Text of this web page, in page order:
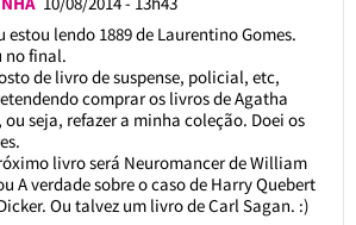
estou lendo 1889 de Laurentino Gomes.
no final.
de livro de suspense, policial, etc,
comprar os livros de Agatha
seja, refazer a minha coleção. Doei os
livro será Neuromancer de William
A verdade sobre o caso de Harry Quebert
Ou talvez um livro de Carl Sagan. :)